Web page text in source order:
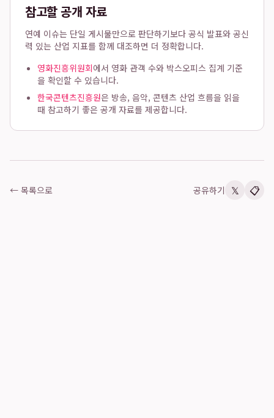
참고할 공개 자료
연예 이슈는 단일 게시물만으로 판단하기보다 공식 발표와 공신
력 있는 산업 지표를 함께 대조하면 더 정확합니다.
영화진흥위원회에서 영화 관객 수와 박스오피스 집계 기준
을 확인할 수 있습니다.
한국콘텐츠진흥원은 방송, 음악, 콘텐츠 산업 흐름을 읽을
때 참고하기 좋은 공개 자료를 제공합니다.
← 목록으로 공유하기 𝕏 📋